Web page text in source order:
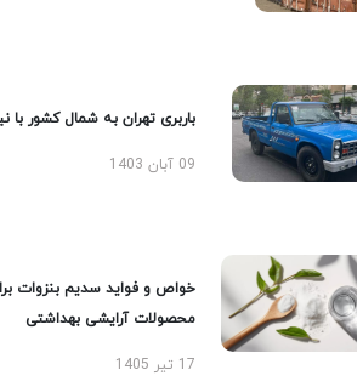
باربری تهران به شمال کشور با
09 آبان 1403
خواص و فواید سدیم بنزوات
محصولات آرایشی بهداشتی
17 تیر 1405